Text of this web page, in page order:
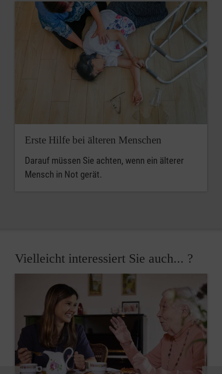
Erste Hilfe bei älteren Menschen
Darauf müssen Sie achten, wenn ein älterer
Mensch in Not gerät.
Vielleicht interessiert Sie auch... ?